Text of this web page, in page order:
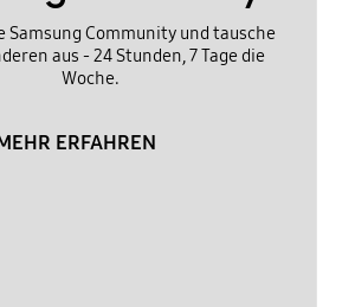
Samsung Community und tausche
aus - 24 Stunden, 7 Tage die
Woche.
ERFAHREN